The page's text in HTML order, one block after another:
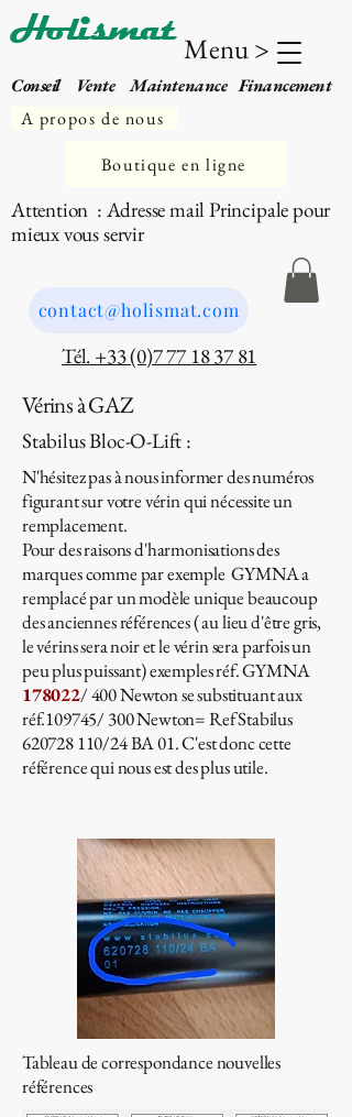
Menu >
Holismat
A propos de nous
Conseil Vente Maintenance Financement
contact@holismat.com
Tél. +33 (0)7 77 18 37 81
Boutique en ligne
Attention : Adresse mail Principale pour
mieux vous servir
Vérins à GAZ
Stabilus Bloc-O-Lift :
N'hésitez pas à nous informer des numéros
figurant sur votre vérin qui nécessite un
remplacement.
​Pour des raisons d'harmonisations des
marques comme par exemple GYMNA a
remplacé par un modèle unique beaucoup
des anciennes références ( au lieu d'être gris,
le vérins sera noir et le vérin sera parfois un
peu plus puissant) exemples réf. GYMNA
178022/ 400 Newton se substituant aux
réf.109745/ 300 Newton= Ref Stabilus
620728 110/24 BA 01. C'est donc cette
référence qui nous est des plus utile.
Tableau de correspondance nouvelles
références